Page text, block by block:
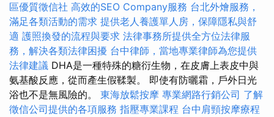
區優質徵信社 高效的SEO Company服務 台北外燴服務，
滿足各類活動的需求 提供老人養護單人房，保障隱私與舒
適 護照換發的流程與要求 法律事務所提供全方位法律服
務，解決各類法律困擾 台中律師，當地專業律師為您提供
法律建議 DHA是一種特殊的糖衍生物，在皮膚上表皮中與
氨基酸反應，從而產生假鞣製。 即使有防曬霜，戶外日光
浴也不是無風險的。 東海放鬆按摩 專業網路行銷公司 了解
徵信公司提供的各項服務 指壓專業課程 台中肩頸按摩療程